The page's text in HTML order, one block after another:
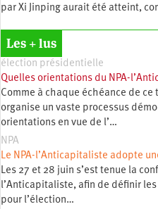
par Xi Jinping aurait été atteint,
Les + lus
élection présidentielle
Quelles orientations du NPA-
Comme à chaque échéance de
organise un vaste processus
orientations en vue de l’…
NPA
Le NPA-l’Anticapitaliste adopte
Les 27 et 28 juin s’est tenue la
l’Anticapitaliste, afin de définir
pour l’élection…